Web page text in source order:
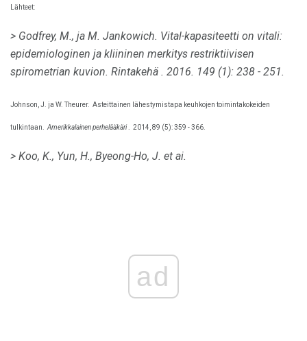
Lähteet:
> Godfrey, M., ja M. Jankowich. Vital-kapasiteetti on vitali:
epidemiologinen ja kliininen merkitys restriktiivisen
spirometrian kuvion. Rintakehä . 2016. 149 (1): 238 - 251.
Johnson, J. ja W. Theurer. Asteittainen lähestymistapa keuhkojen toimintakokeiden
tulkintaan. Amerikkalainen perhelääkäri. 2014, 89 (5): 359 - 366.
> Koo, K., Yun, H., Byeong-Ho, J. et ai.
ad